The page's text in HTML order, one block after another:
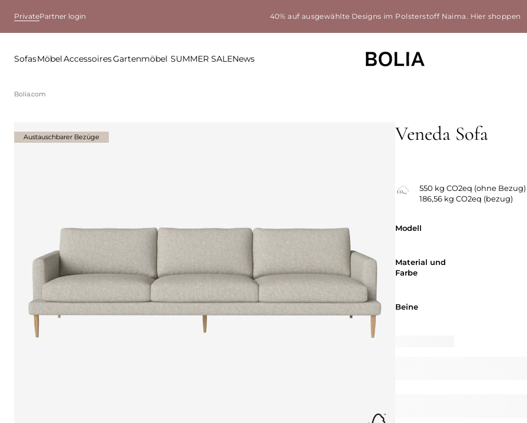
PrivatePartner login 40% auf ausgewählte Designs im Polsterstoff Naima. Hier shoppen
SofasMöbelAccessoiresGartenmöbel SUMMER SALENews
Bolia.com
Veneda Sofa
550 kg CO2eq (ohne Bezug)
186,56 kg CO2eq (bezug)
Modell
Material und
Farbe
Beine
Austauschbarer Bezüge Austauschbarer Bezüge